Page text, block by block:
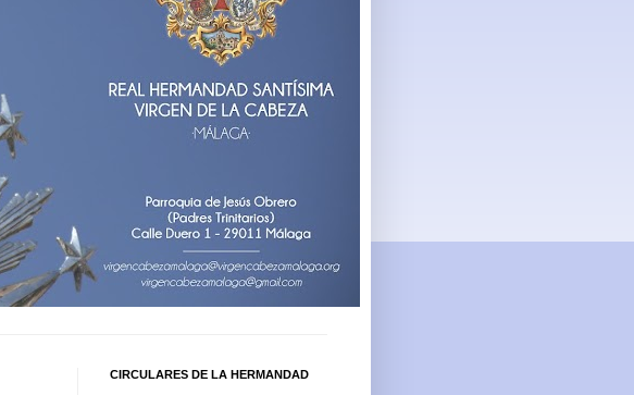
CIRCULARES DE LA HERMANDAD